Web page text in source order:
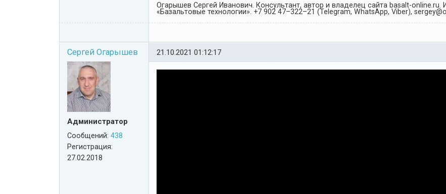
Огарышев Сергей Иванович. Консультант, автор и владелец сайта basalt-online.ru.
«Базальтовые технологии». +7 902 47–322–21 (Telegram, WhatsApp, Viber),
Сергей Огарышев
Администратор
Сообщений: 438
Регистрация:
27.02.2018
21.10.2021 01:12:17